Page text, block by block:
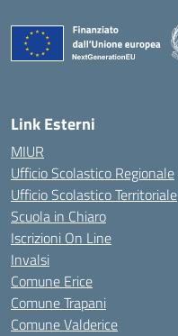
Link Esterni
MIUR
Ufficio Scolastico Regionale
Ufficio Scolastico Territoriale
Scuola in Chiaro
Iscrizioni On Line
Invalsi
Comune Erice
Comune Trapani
Comune Valderice